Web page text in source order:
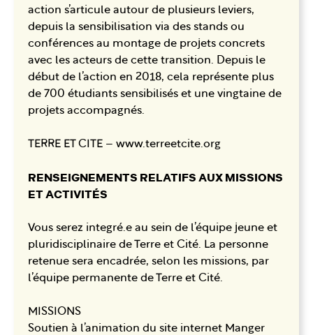
action s’articule autour de plusieurs leviers,
depuis la sensibilisation via des stands ou
conférences au montage de projets concrets
avec les acteurs de cette transition. Depuis le
début de l’action en 2018, cela représente plus
de 700 étudiants sensibilisés et une vingtaine de
projets accompagnés.
TERRE ET CITE – www.terreetcite.org
RENSEIGNEMENTS RELATIFS AUX MISSIONS
ET ACTIVITÉS
Vous serez integré.e au sein de l’équipe jeune et
pluridisciplinaire de Terre et Cité. La personne
retenue sera encadrée, selon les missions, par
l’équipe permanente de Terre et Cité.
MISSIONS
Soutien à l’animation du site internet Manger